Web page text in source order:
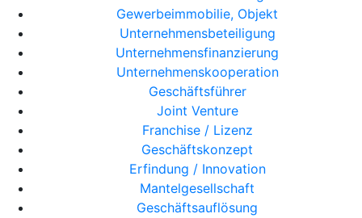
Gewerbeimmobilie, Objekt
Unternehmensbeteiligung
Unternehmensfinanzierung
Unternehmenskooperation
Geschäftsführer
Joint Venture
Franchise / Lizenz
Geschäftskonzept
Erfindung / Innovation
Mantelgesellschaft
Geschäftsauflösung